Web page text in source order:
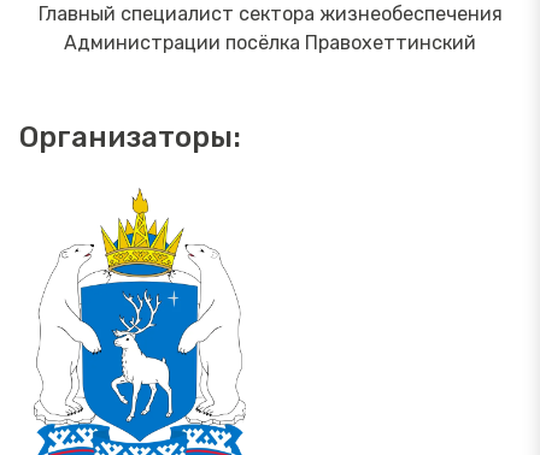
Главный специалист сектора жизнеобеспечения
Администрации посёлка Правохеттинский
Организаторы: